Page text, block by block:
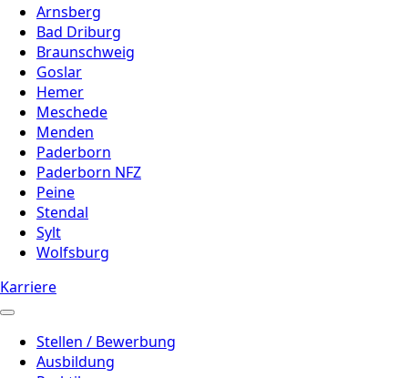
Arnsberg
Bad Driburg
Braunschweig
Goslar
Hemer
Meschede
Menden
Paderborn
Paderborn NFZ
Peine
Stendal
Sylt
Wolfsburg
Karriere
Stellen / Bewerbung
Ausbildung